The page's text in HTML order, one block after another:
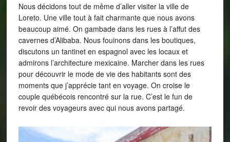
Nous décidons tout de même d’aller visiter la ville de
Loreto. Une ville tout à fait charmante que nous avons
beaucoup aimé. On gambade dans les rues à l’affut des
cavernes d’Alibaba. Nous fouinons dans les boutiques,
discutons un tantinet en espagnol avec les locaux et
admirons l’architecture mexicaine. Marcher dans les rues
pour découvrir le mode de vie des habitants sont des
moments que j’apprécie tant en voyage. On croise le
couple québécois rencontré sur la rue. C’est le fun de
revoir des voyageurs avec qui nous avons partagé.